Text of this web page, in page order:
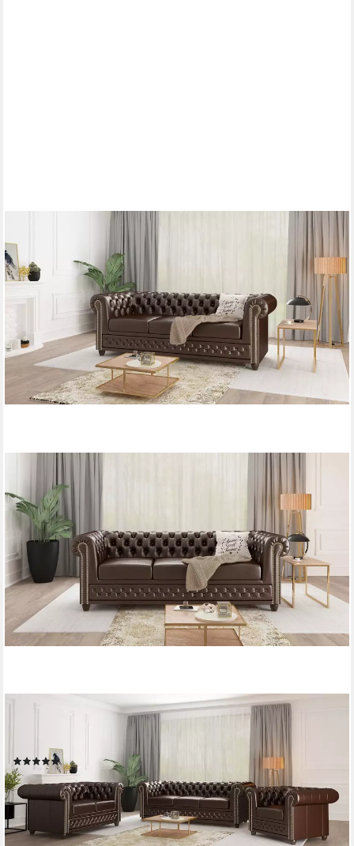
S-STYLE MÖBEL
Chesterfield-Sofa Jeff 3-Sitzer aus veganem Leder mit
Holzfüßen, Mit Wellenfederung
(1)
849,99 € UVP 1.059,99 €
-20%
lieferbar in 3 Wochen